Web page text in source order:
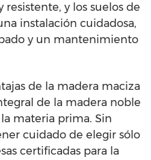
resistente, y los suelos de
instalación cuidadosa,
y un mantenimiento
de la madera maciza
de la madera noble
materia prima. Sin
cuidado de elegir sólo
certificadas para la